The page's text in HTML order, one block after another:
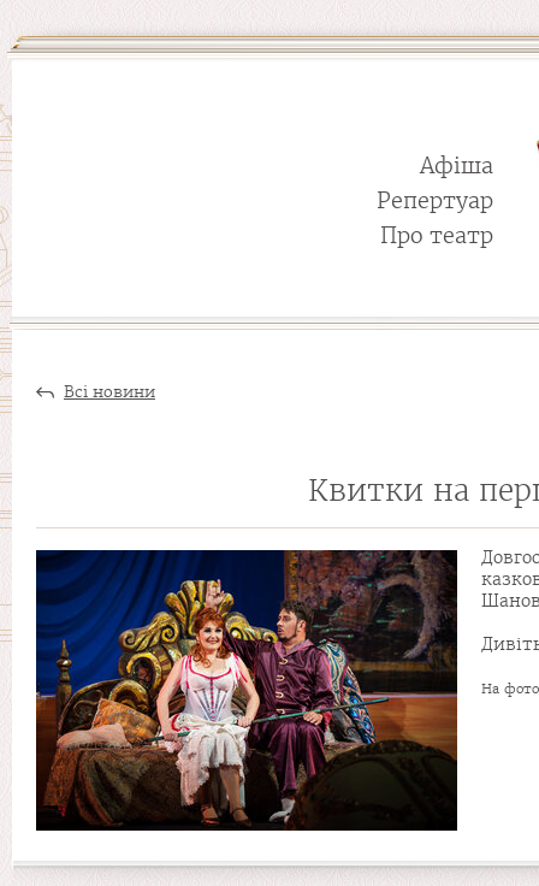
Афіша
Репертуар
Про театр
Всі новини
Квитки на
На